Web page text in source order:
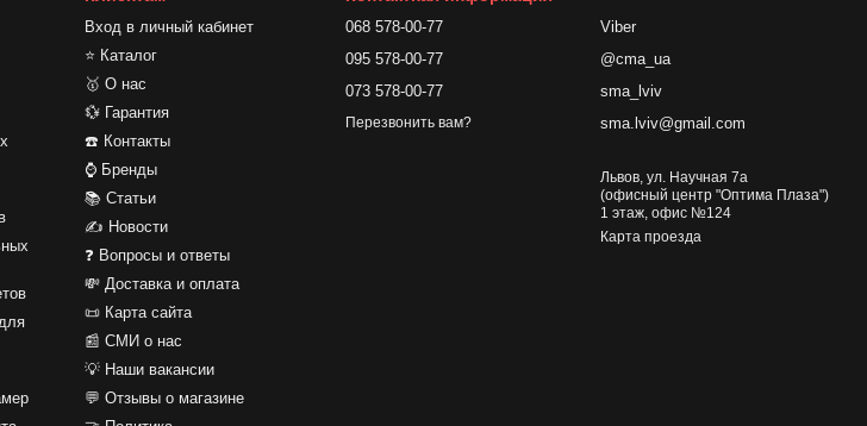
Вход в личный кабинет
⭐ Каталог
🥇 О нас
💱 Гарантия
☎️ Контакты
⌚ Бренды
📚 Статьи
✍ Новости
❓ Вопросы и ответы
💸 Доставка и оплата
📜 Карта сайта
📰 СМИ о нас
💡 Наши вакансии
💬 Отзывы о магазине
068 578-00-77
095 578-00-77
073 578-00-77
Перезвонить вам?
Viber
@cma_ua
sma_lviv
sma.lviv@gmail.com
Львов, ул. Научная 7а
(офисный центр "Оптима Плаза")
1 этаж, офис №124
Карта проезда